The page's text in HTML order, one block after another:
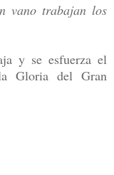
vano trabajan los
y se esfuerza el
Gloria del Gran